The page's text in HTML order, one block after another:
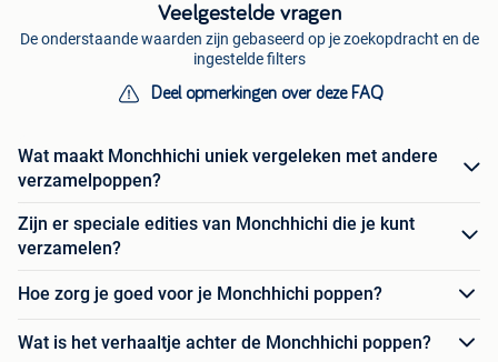
Veelgestelde vragen
De onderstaande waarden zijn gebaseerd op je zoekopdracht en de
ingestelde filters
Deel opmerkingen over deze FAQ
Wat maakt Monchhichi uniek vergeleken met andere
verzamelpoppen?
Zijn er speciale edities van Monchhichi die je kunt
verzamelen?
Hoe zorg je goed voor je Monchhichi poppen?
Wat is het verhaaltje achter de Monchhichi poppen?